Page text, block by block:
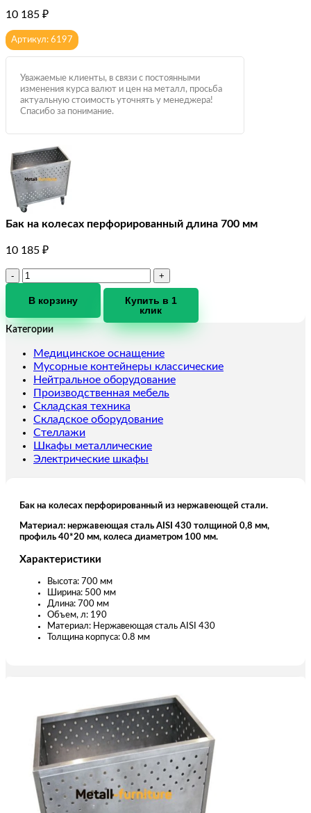
10 185 ₽
Артикул: 6197
Уважаемые клиенты, в связи с постоянными
изменения курса валют и цен на металл, просьба
актуальную стоимость уточнять у менеджера!
Спасибо за понимание.
Бак на колесах перфорированный длина 700 мм
10 185 ₽
Количество
Бак
колесах
длина
700
мм
В корзину
Купить в 1
клик
Категории
Медицинское оснащение
Мусорные контейнеры классические
Нейтральное оборудование
Производственная мебель
Складская техника
Складское оборудование
Стеллажи
Шкафы металлические
Электрические шкафы
Бак на колесах перфорированный из нержавеющей стали.
Материал: нержавеющая сталь AISI 430 толщиной 0,8 мм,
профиль 40*20 мм, колеса диаметром 100 мм.
Характеристики
Высота: 700 мм
Ширина: 500 мм
Длина: 700 мм
Объем, л: 190
Материал: Нержавеющая сталь AISI 430
Толщина корпуса: 0.8 мм